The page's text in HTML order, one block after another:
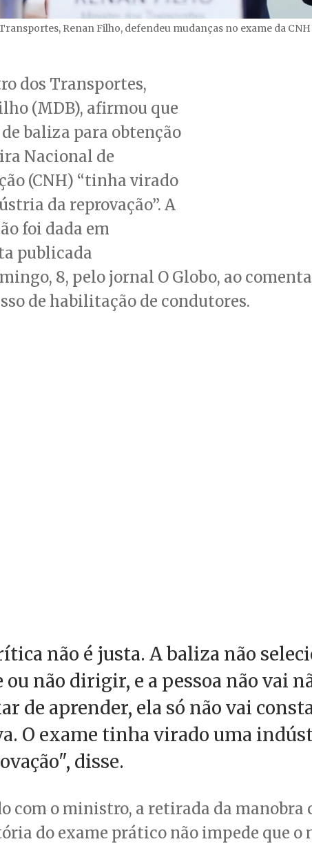
Renan Filho, defendeu mudanças no exame da
dos Transportes,
(MDB), afirmou que
baliza para obtenção
Nacional de
(CNH) “tinha virado
da reprovação”. A
foi dada em
publicada
8, pelo jornal O Globo, ao
de habilitação de condutores.
não é justa. A baliza não
ou não dirigir, e a pessoa não vai
de aprender, ela só não vai
O exame tinha virado uma
disse.
com o ministro, a retirada da manobra
do exame prático não impede que o